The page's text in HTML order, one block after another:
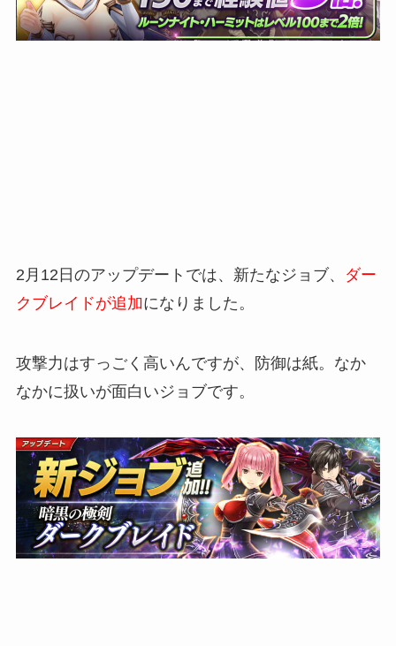
2月12日のアップデートでは、新たなジョブ、
ダー
クブレイドが追加になりました。
攻撃力はすっごく高いんですが、防御は紙。なか
なかに扱いが面白いジョブです。